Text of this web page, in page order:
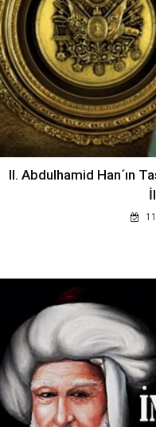
II. Abdulhamid Han´ın